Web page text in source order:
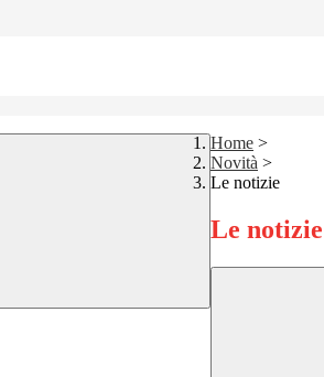
Home >
Novità >
Le notizie
Le notizie